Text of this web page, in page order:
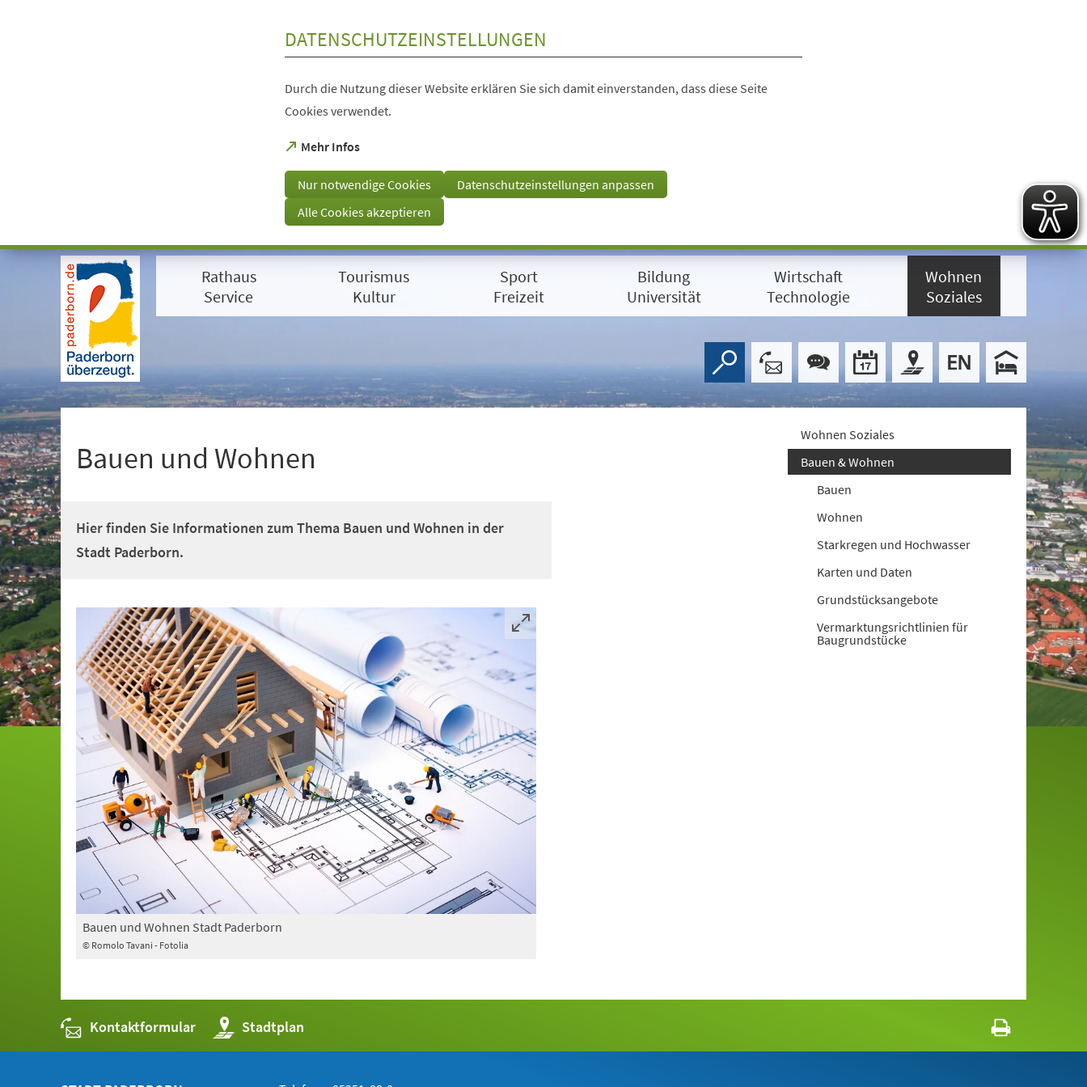
Visuelle
Assistenzsoftware
+
DATENSCHUTZEINSTELLUNGEN
Durch die Nutzung dieser Website erklären Sie sich damit einverstanden, dass diese Seite
Cookies verwendet.
Mehr Infos
(Öffnet
einem
neuen
Tab)
Nur notwendige Cookies
Datenschutzeinstellungen anpassen
Alle Cookies akzeptieren
Rathaus
Service
Tourismus
Kultur
Sport
Freizeit
Bildung
Universität
Wirtschaft
Technologie
Wohnen
Soziales
Bauen und Wohnen
Hier finden Sie Informationen zum Thema Bauen und Wohnen in der
Stadt Paderborn.
© Romolo Tavani - Fotolia
Bauen und Wohnen Stadt Paderborn
Wohnen Soziales
Bauen & Wohnen
Bauen
Wohnen
Starkregen und Hochwasser
Karten und Daten
Grundstücksangebote
Vermarktungsrichtlinien für
Baugrundstücke
Kontaktformular Stadtplan
(Öffnet
in
einem